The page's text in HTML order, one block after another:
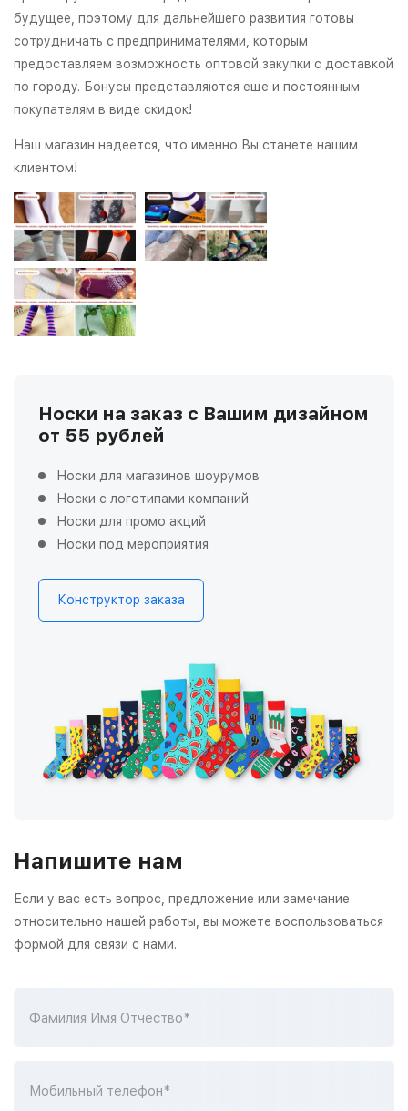
будущее, поэтому для дальнейшего развития готовы
сотрудничать с предпринимателями, которым
предоставляем возможность оптовой закупки с доставкой
по городу. Бонусы представляются еще и постоянным
покупателям в виде скидок!
Наш магазин надеется, что именно Вы станете нашим
клиентом!
Носки на заказ с Вашим дизайном
от 55 рублей
Носки для магазинов шоурумов
Носки с логотипами компаний
Носки для промо акций
Носки под мероприятия
Конструктор заказа
Напишите нам
Если у вас есть вопрос, предложение или замечание
относительно нашей работы, вы можете воспользоваться
формой для связи с нами.
Фамилия Имя Отчество*
Мобильный телефон*